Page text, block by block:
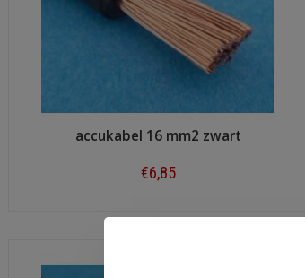
accukabel 16 mm2 zwart
€6,85